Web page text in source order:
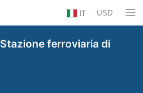
IT USD
Stazione ferroviaria di